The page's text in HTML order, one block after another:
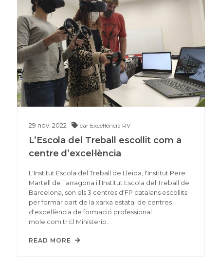
29 nov. 2022 car Excel·lència RV
L’Escola del Treball escollit com a
centre d’excel·lència
L'Institut Escola del Treball de Lleida, l'Institut Pere
Martell de Tarragona i l'Institut Escola del Treball de
Barcelona, son els 3 centres d'FP catalans escollits
per formar part de la xarxa estatal de centres
d'excel·lència de formació professional.
mole.com.tr El Ministerio…
READ MORE